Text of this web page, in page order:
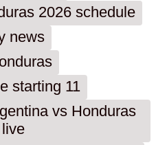
2026 schedule
news
starting 11
vs Honduras
live